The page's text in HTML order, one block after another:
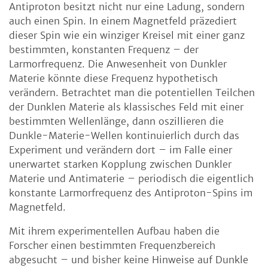
Antiproton besitzt nicht nur eine Ladung, sondern
auch einen Spin. In einem Magnetfeld präzediert
dieser Spin wie ein winziger Kreisel mit einer ganz
bestimmten, konstanten Frequenz – der
Larmorfrequenz. Die Anwesenheit von Dunkler
Materie könnte diese Frequenz hypothetisch
verändern. Betrachtet man die potentiellen Teilchen
der Dunklen Materie als klassisches Feld mit einer
bestimmten Wellenlänge, dann oszillieren die
Dunkle-Materie-Wellen kontinuierlich durch das
Experiment und verändern dort – im Falle einer
unerwartet starken Kopplung zwischen Dunkler
Materie und Antimaterie – periodisch die eigentlich
konstante Larmorfrequenz des Antiproton-Spins im
Magnetfeld.
Mit ihrem experimentellen Aufbau haben die
Forscher einen bestimmten Frequenzbereich
abgesucht – und bisher keine Hinweise auf Dunkle